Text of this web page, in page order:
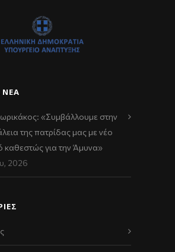
ΝΈΑ
«Συμβάλλουμε στην
της πατρίδας μας με νέο
καθεστώς για την Άμυνα»
2026